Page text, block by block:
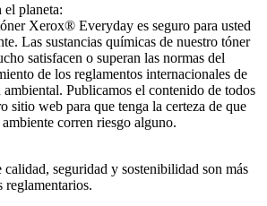
el planeta:
Xerox® Everyday es seguro para usted
Las sustancias químicas de nuestro tóner
satisfacen o superan las normas del
de los reglamentos internacionales de
Publicamos el contenido de todos
sitio web para que tenga la certeza de que
corren riesgo alguno.
calidad, seguridad y sostenibilidad son más
reglamentarios.